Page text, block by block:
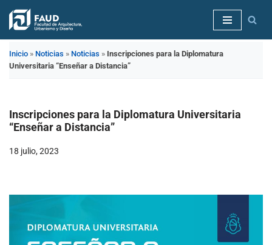
Saltar
contenido
Inicio » Noticias » Noticias » Inscripciones para la Diplomatura
Universitaria “Enseñar a Distancia”
Inscripciones para la Diplomatura Universitaria
“Enseñar a Distancia”
18 julio, 2023